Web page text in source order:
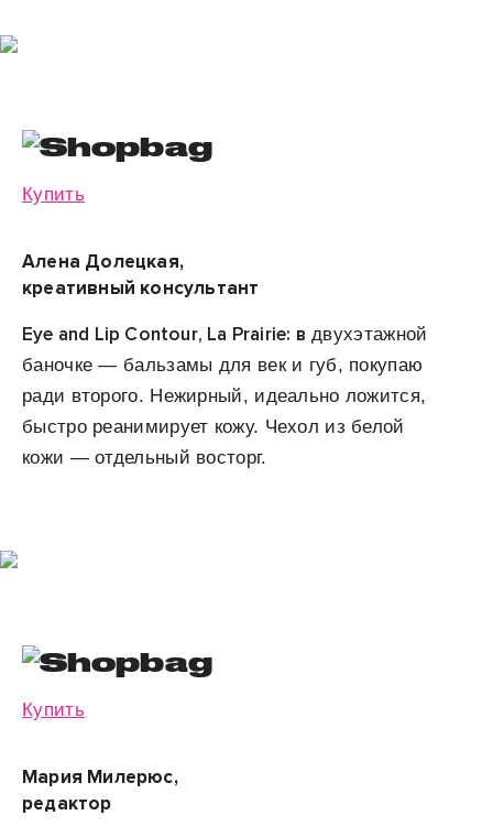
Купить
Алена Долецкая,
креативный консультант
Eye and Lip Contour, La Prairie: в двухэтажной
баночке — бальзамы для век и губ, покупаю
ради второго. Нежирный, идеально ложится,
быстро реанимирует кожу. Чехол из белой
кожи — отдельный восторг.
Купить
Мария Милерюс,
редактор